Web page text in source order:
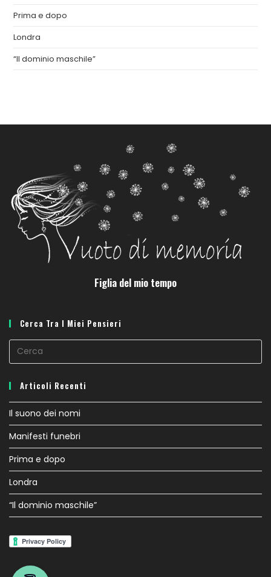
Prima e dopo
Londra
“Il dominio maschile”
Figlia del mio tempo
Cerca Tra I Miei Pensieri
Articoli Recenti
Il suono dei nomi
Manifesti funebri
Prima e dopo
Londra
“Il dominio maschile”